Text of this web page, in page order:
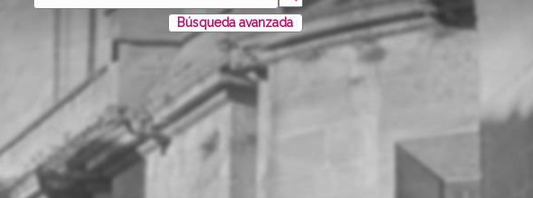
Búsqueda avanzada